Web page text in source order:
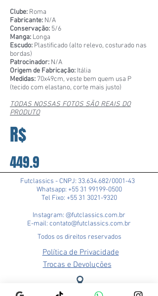
Clube: Roma
Fabricante: N/A
Conservação: 5/6
Manga: Longa
Escudo: Plastificado (alto relevo, costurado nas
bordas)
Patrocinador: N/A
Origem de Fabricação: Itália
Medidas: 70x49cm, veste bem quem usa P
(tecido com elastano, corte mais justo)
TODAS NOSSAS FOTOS SÃO REAIS DO
PRODUTO
R$
449.9
Futclassics - CNPJ: 33.634.682/0001-43
Whatsapp: +55 31 99199-0500
Tel Fixo: +55 31 3021-9320
Instagram: @futclassics.com.br
E-mail: contato@futclassics.com.br
Todos os direitos reservados
Política de Privacidade
Trocas e Devoluções
Loja Pampulha (Matriz)